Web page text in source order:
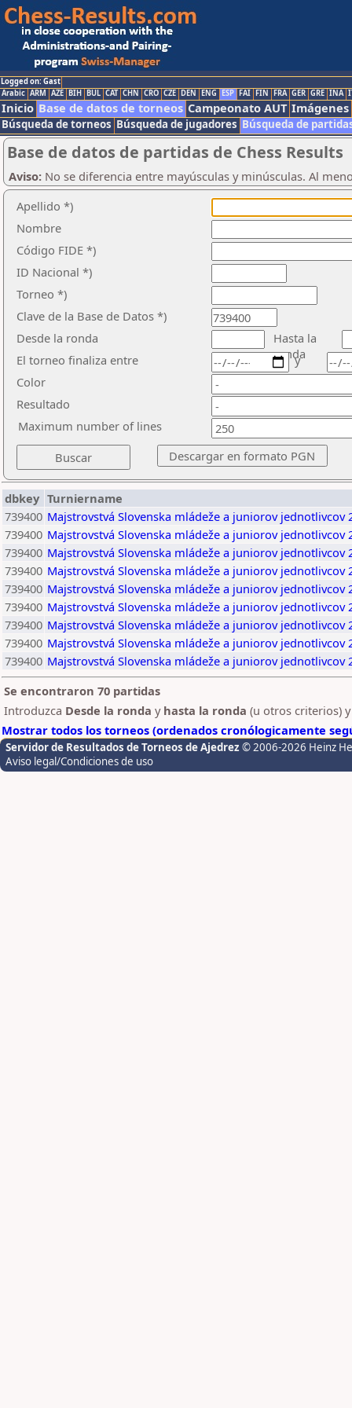
Logged on: Gast
Arabic ARM AZE BIH BUL CAT CHN CRO CZE DEN ENG ESP FAI FIN FRA GER GRE INA
Inicio Base de datos de torneos Campeonato AUT Imágenes
Búsqueda de torneos Búsqueda de jugadores Búsqueda de
Base de datos de partidas de Chess Results
Aviso: No se diferencia entre mayúsculas y minúsculas. Al
Apellido *)
Nombre
Código FIDE *)
ID Nacional *)
Torneo *)
Clave de la Base de Datos *)
Desde la ronda
Hasta la
ronda
El torneo finaliza entre
Color
Resultado
y
Maximum number of lines
dbkey Turniername
739400 Majstrovstvá Slovenska mládeže a juniorov jednotlivcov
739400 Majstrovstvá Slovenska mládeže a juniorov jednotlivcov
739400 Majstrovstvá Slovenska mládeže a juniorov jednotlivcov
739400 Majstrovstvá Slovenska mládeže a juniorov jednotlivcov
739400 Majstrovstvá Slovenska mládeže a juniorov jednotlivcov
739400 Majstrovstvá Slovenska mládeže a juniorov jednotlivcov
739400 Majstrovstvá Slovenska mládeže a juniorov jednotlivcov
739400 Majstrovstvá Slovenska mládeže a juniorov jednotlivcov
739400 Majstrovstvá Slovenska mládeže a juniorov jednotlivcov
Se encontraron 70 partidas
Introduzca Desde la ronda y hasta la ronda (u otros criterios)
Mostrar todos los torneos (ordenados cronólogicamente
Servidor de Resultados de Torneos de Ajedrez © 2006-2026 Heinz
Aviso legal/Condiciones de uso